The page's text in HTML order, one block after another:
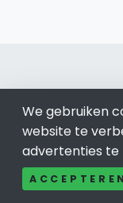
Breda 076
Bel ons: 085-04
Contact
We gebruiken
website te
advertenties te
ACCEPTEREN